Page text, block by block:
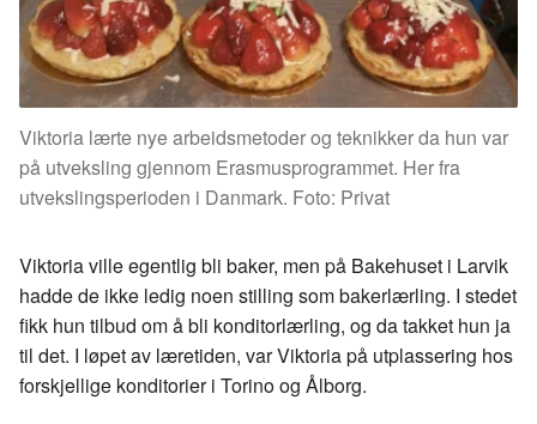
Viktoria lærte nye arbeidsmetoder og teknikker da hun var
på utveksling gjennom Erasmusprogrammet. Her fra
utvekslingsperioden i Danmark. Foto: Privat
Viktoria ville egentlig bli baker, men på Bakehuset i Larvik
hadde de ikke ledig noen stilling som bakerlærling. I stedet
fikk hun tilbud om å bli konditorlærling, og da takket hun ja
til det. I løpet av læretiden, var Viktoria på utplassering hos
forskjellige konditorier i Torino og Ålborg.